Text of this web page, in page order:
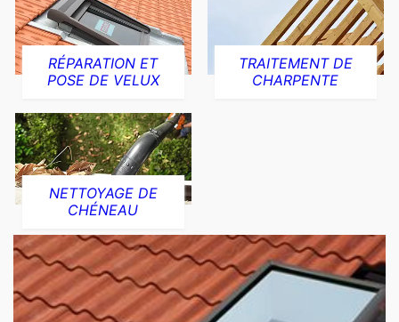
RÉPARATION ET
POSE DE VELUX
TRAITEMENT DE
CHARPENTE
NETTOYAGE DE
CHÉNEAU